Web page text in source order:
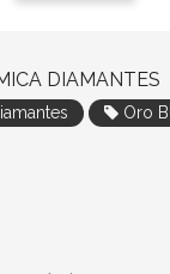
DIAMANTES
Oro